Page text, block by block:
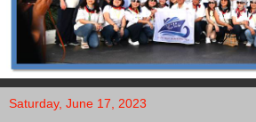
Saturday, June 17, 2023